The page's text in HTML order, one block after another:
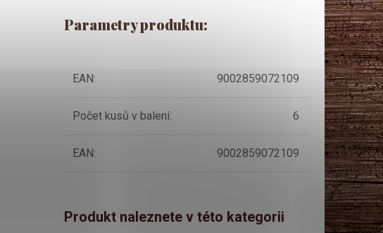
Parametry produktu:
EAN: 9002859072109
Počet kusů v balení: 6
EAN: 9002859072109
Produkt naleznete v této kategorii